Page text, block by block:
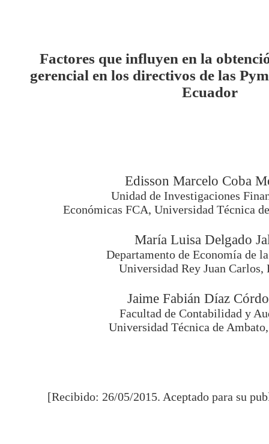
Factores que influyen en la
gerencial en los directivos de las
Ecuador
Edisson Marcelo Coba
Unidad de Investigaciones
Económicas FCA, Universidad Técnica
María Luisa Delgado
Departamento de Economía de
Universidad Rey Juan Carlos,
Jaime Fabián Díaz
Facultad de Contabilidad y
Universidad Técnica de
[Recibido: 26/05/2015. Aceptado para su